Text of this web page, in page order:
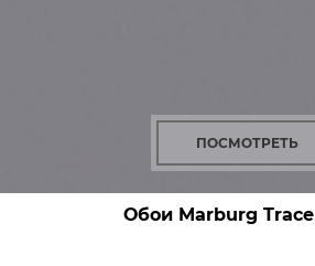
ПОСМОТРЕТЬ
Обои Marburg Trace